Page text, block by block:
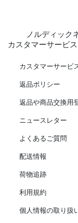
ノルディック
カスタマーサービス
カスタマーサービ
返品ポリシー
返品や商品交換用
ニュースレター
よくあるご質問
配送情報
荷物追跡
利用規約
個人情報の取り扱